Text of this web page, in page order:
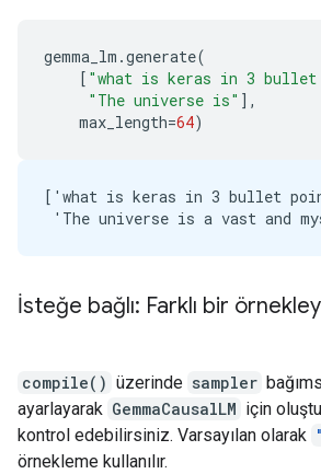
gemma_lm .generate(
[ "what is keras in 3 bullet
"The universe is" ],
max_length=64)
['what is keras in 3 bullet
İsteğe bağlı: Farklı bir
compile() üzerinde sampler
ayarlayarak GemmaCausalLM için
kontrol edebilirsiniz. Varsayılan olarak
örnekleme kullanılır.